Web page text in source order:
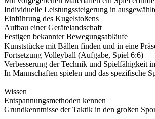
Individuelle Leistungssteigerung in
Einführung des Kugelstoßens
Aufbau einer Gerätelandschaft
Festigen bekannter Bewegungsabläufe
Kunststücke mit Bällen finden und in eine
Fortsetzung Volleyball (Aufgabe, Spiel 6:6)
Verbesserung der Technik und Spielfähigkeit
In Mannschaften spielen und das spezifische
Wissen
Entspannungsmethoden kennen
Grundkenntnisse der Taktik in den großen